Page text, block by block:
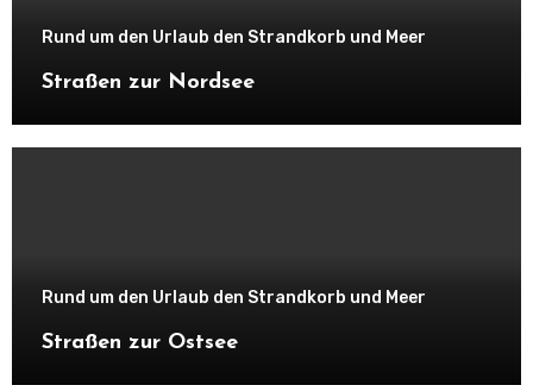
Rund um den Urlaub den Strandkorb und Meer
Straßen zur Nordsee
Rund um den Urlaub den Strandkorb und Meer
Straßen zur Ostsee